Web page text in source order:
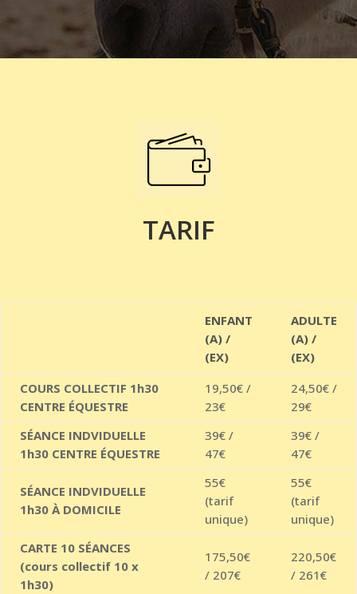
TARIF
ENFANT
(A) /
(EX)
ADULTE
(A) /
(EX)
COURS COLLECTIF 1h30
CENTRE ÉQUESTRE
19,50€ /
23€
24,50€ /
29€
SÉANCE INDVIDUELLE
1h30 CENTRE ÉQUESTRE
39€ /
47€
39€ /
47€
SÉANCE INDVIDUELLE
1h30 À DOMICILE
55€
(tarif
unique)
55€
(tarif
unique)
CARTE 10 SÉANCES
(cours collectif 10 x
1h30)
175,50€
/ 207€
220,50€
/ 261€